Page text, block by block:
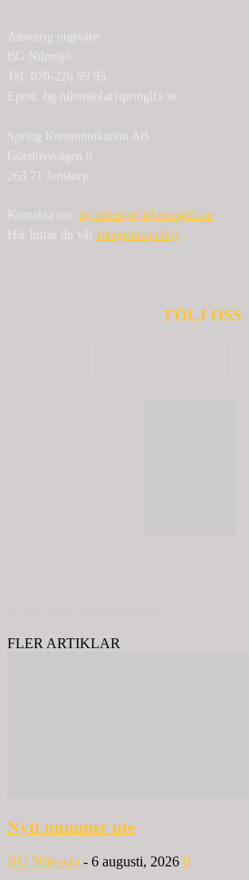
Ansvarig utgivare:
BG Nilensjö
Tel: 070-226 99 95
Epost: bg.nilensjo[at]springlfa.se
Spring Kommunikation AB
Görslövsvägen 8
263 71 Jonstorp
Kontakta oss: bg.nilensjo[at]springlfa.se
Här hittar du vår Integritetspolicy
FÖLJ OSS
FLER ARTIKLAR
Nytt nummer ute
BG Nilensjö - 6 augusti, 2026 0